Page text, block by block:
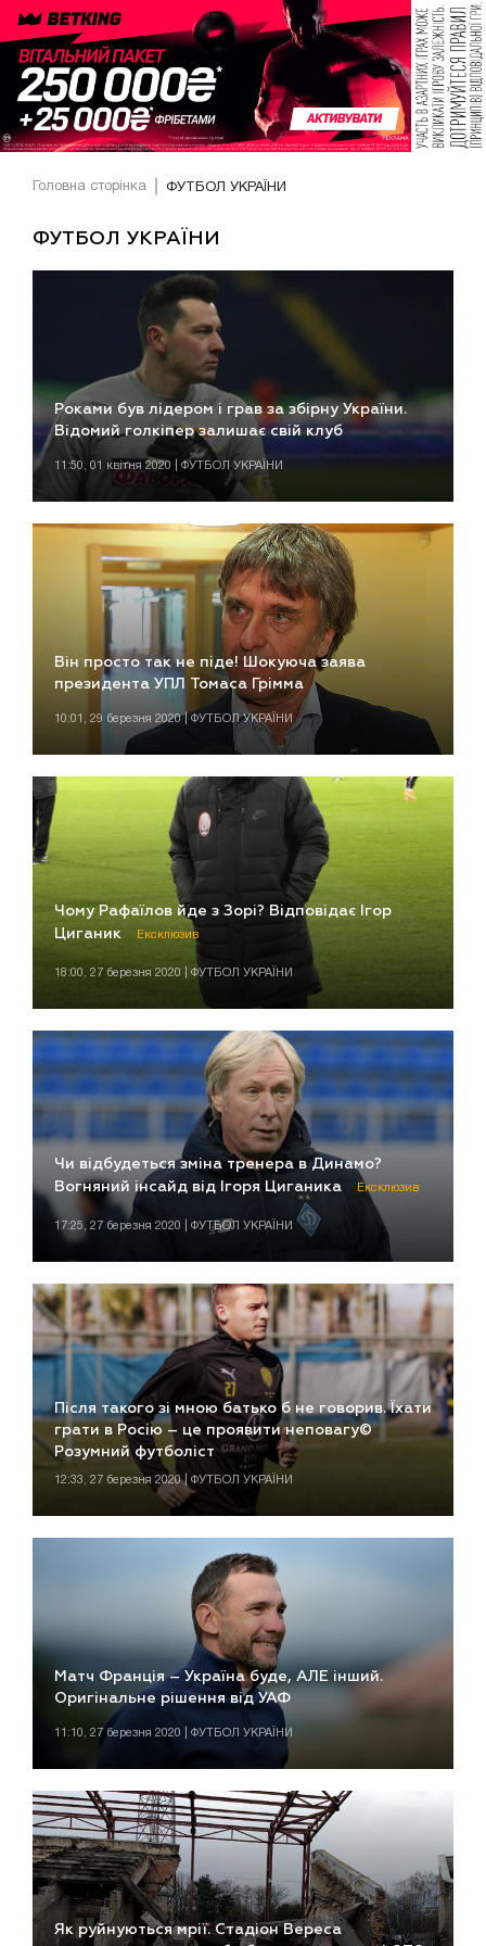
Головна сторінка ФУТБОЛ УКРАЇНИ
ФУТБОЛ УКРАЇНИ
Роками був лідером і грав за збірну України.
Відомий голкіпер залишає свій клуб
11:50, 01 квітня 2020 | ФУТБОЛ УКРАЇНИ
Він просто так не піде! Шокуюча заява
президента УПЛ Томаса Грімма
10:01, 29 березня 2020 | ФУТБОЛ УКРАЇНИ
Чому Рафаїлов йде з Зорі? Відповідає Ігор
Циганик
Ексклюзив
18:00, 27 березня 2020 | ФУТБОЛ УКРАЇНИ
Чи відбудеться зміна тренера в Динамо?
Вогняний інсайд від Ігоря Циганика
Ексклюзив
17:25, 27 березня 2020 | ФУТБОЛ УКРАЇНИ
Після такого зі мною батько б не говорив. Їхати
грати в Росію – це проявити неповагу©
Розумний футболіст
12:33, 27 березня 2020 | ФУТБОЛ УКРАЇНИ
Матч Франція – Україна буде, АЛЕ інший.
Оригінальне рішення від УАФ
11:10, 27 березня 2020 | ФУТБОЛ УКРАЇНИ
Як руйнуються мрії. Стадіон Вереса